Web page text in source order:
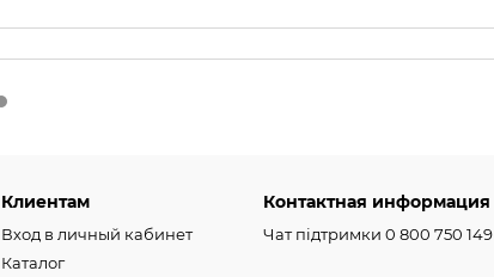
Клиентам
Вход в личный кабинет
Каталог
Контактная информация
Чат підтримки 0 800 750 149